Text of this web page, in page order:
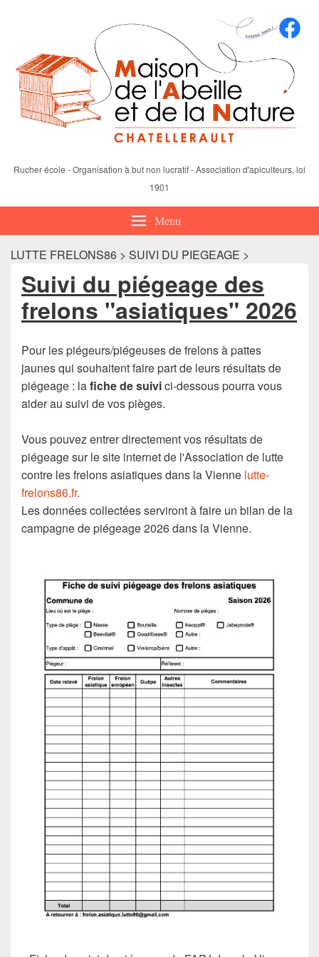
Rucher école - Organisation à but non lucratif - Association d'apiculteurs, loi
1901
Menu
LUTTE FRELONS86 > SUIVI DU PIEGEAGE >
Suivi du piégeage des
frelons "asiatiques" 2026
Pour les piégeurs/piégeuses de frelons à pattes
jaunes qui souhaitent faire part de leurs résultats de
piégeage : lafiche de suivici-dessous pourra vous
aider au suivi de vos pièges.
Vous pouvez entrer directement vos résultats de
piégeage sur le site internet de l'Association de lutte
contre les frelons asiatiques dans la Vienne lutte-
frelons86.fr.
Les données collectées serviront à faire un bilan de la
campagne de piégeage 2026 dans la Vienne.